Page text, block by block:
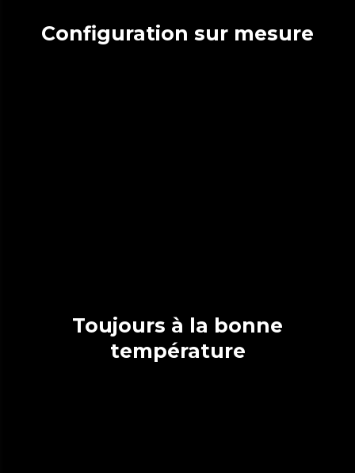
Configuration sur mesure
Toujours à la bonne
température